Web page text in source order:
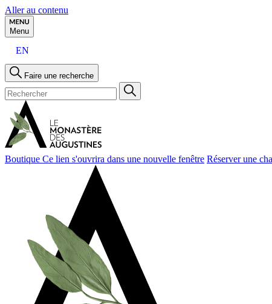
Aller au contenu
Menu
EN
Faire une recherche
Boutique Ce lien s'ouvrira dans une nouvelle fenêtre Réserver une